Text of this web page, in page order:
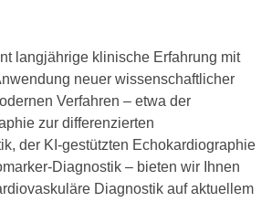
langjährige klinische Erfahrung mit
neuer wissenschaftlicher
Verfahren – etwa der
zur differenzierten
der KI-gestützten Echokardiographie
Diagnostik – bieten wir Ihnen
Diagnostik auf aktuellem